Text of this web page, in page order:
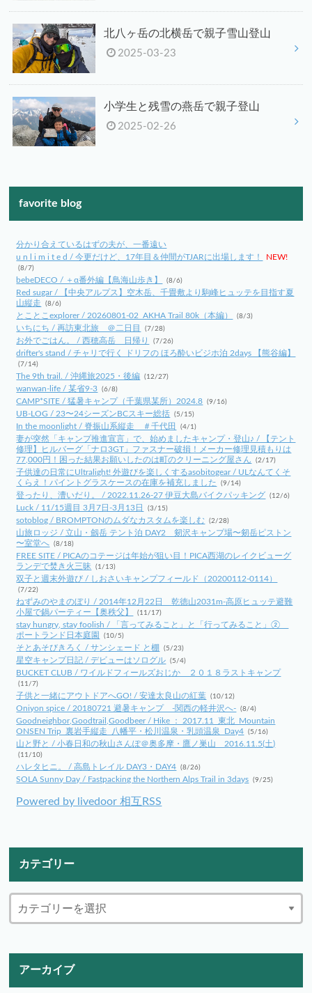
北八ヶ岳の北横岳で親子雪山登山
2025-03-23
小学生と残雪の燕岳で親子登山
2025-02-26
favorite blog
分かり合えているはずの夫が、一番遠い
u n l i m i t e d / 今更だけど、17年目＆仲間がTJARに出場します！
NEW!
(8/7)
bebeDECO / ＋α番外編【鳥海山歩き】 (8/6)
Red sugar / 【中央アルプス】空木岳、千畳敷より駒峰ヒュッテを目指す夏
山縦走
(8/6)
とことこexplorer / 20260801-02_AKHA Trail 80k（本編） (8/3)
いちにち / 再訪東北旅 ＠二日目 (7/28)
お外でごはん。 / 西穂高岳 日帰り (7/26)
drifter's stand / チャリで行く ドリフの ほろ酔いビジホ泊 2days 【熊谷編】
(7/14)
The 9th trail. / 沖縄旅2025・後編 (12/27)
wanwan-life / 某省9-3 (6/8)
CAMP*SITE / 猛暑キャンプ（千葉県某所）2024.8 (9/16)
UB-LOG / 23〜24シーズンBCスキー総括 (5/15)
In the moonlight / 脊振山系縦走 ＃千代田 (4/1)
妻が突然「キャンプ推進宣言」で、始めましたキャンプ・登山♪ / 【テント
修理】ヒルバーグ「ナロ3GT」ファスナー破損！メーカー修理見積もりは
77,000円！困った結果お願いしたのは町のクリーニング屋さん
(2/17)
子供達の日常にUltralight! 外遊びを楽しくするasobitogear / ULなんてくそ
くらえ！パイントグラスケースの在庫を補充しました
(9/14)
登ったり、漕いだり。 / 2022.11.26-27 伊豆大島バイクパッキング (12/6)
Luck / 11/15週目 3月7日-3月13日 (3/15)
sotoblog / BROMPTONのムダなカスタムを楽しむ (2/28)
山旅ロッジ / 立山・劔岳 テント泊 DAY2 剱沢キャンプ場〜剱岳ピストン
〜室堂へ (8/18)
FREE SITE / PICAのコテージは年始が狙い目！PICA西湖のレイクビューグ
ランデで焚き火三昧
(1/13)
双子と週末外遊び / しおさいキャンプフィールド（20200112-0114）
(7/22)
ねずみのやまのぼり / 2014年12月22日 乾徳山2031m-高原ヒュッテ避難
小屋で鍋パーティー【奥秩父】
(11/17)
stay hungry, stay foolish / 「言ってみること」と「行ってみること」②
ポートランド日本庭園
(10/5)
そとあそびきろく / サンシェード と棚 (5/23)
星空キャンプ日記 / デビューはソログル (5/4)
BUCKET CLUB / ワイルドフィールズおじか ２０１８ラストキャンプ
(11/7)
子供と一緒にアウトドアへGO! / 安達太良山の紅葉 (10/12)
Oniyon spice / 20180721 避暑キャンプ -関西の軽井沢へ- (8/4)
Goodneighbor,Goodtrail,Goodbeer / Hike ： 2017.11_東北_Mountain
ONSEN Trip_裏岩手縦走_八幡平・松川温泉・乳頭温泉_Day4 (5/16)
山と野と / 小春日和の秋山さんぽ＠奥多摩・鷹ノ巣山 2016.11.5(土)
(11/10)
ハレタヒニ。 / 高島トレイル DAY3・DAY4 (8/26)
SOLA Sunny Day / Fastpacking the Northern Alps Trail in 3days (9/25)
Powered by livedoor 相互RSS
カテゴリー
アーカイブ